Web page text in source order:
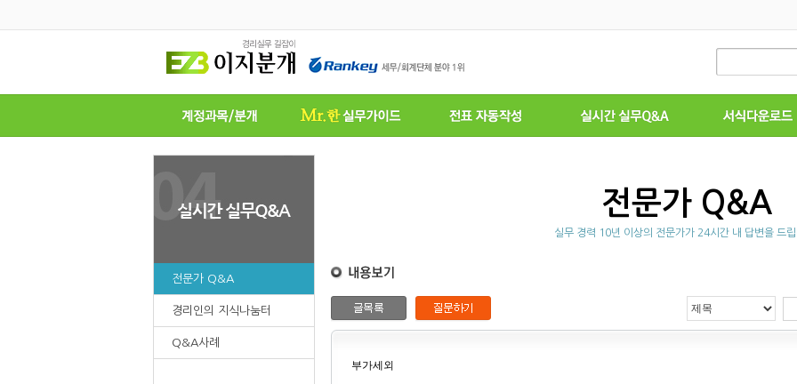
전문가 Q&A
경리인의 지식나눔터
Q&A사례
전문가 Q&A
실무 경력 10년 이상의 전문가가 24시간 내 답변을 드
부가세외